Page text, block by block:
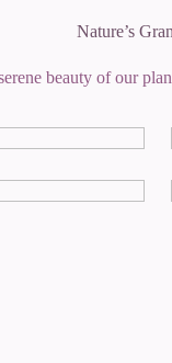
Nature’s
beauty of our